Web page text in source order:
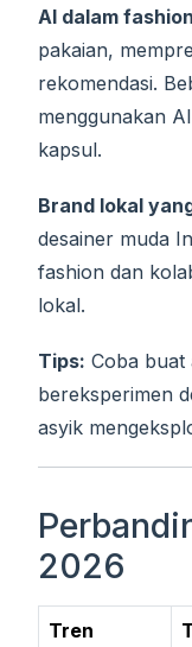
AI dalam
pakaian,
rekomendasi.
menggunakan
kapsul.
Brand lokal
desainer muda
fashion dan
lokal.
Tips: Coba buat
bereksperimen
asyik
2026
Tren